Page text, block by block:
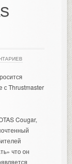
с Thrustmaster
Cougar,
что он